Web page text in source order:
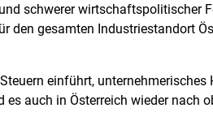
schwerer wirtschaftspolitischer
den gesamten Industriestandort
einführt,
auch in Österreich wieder nach